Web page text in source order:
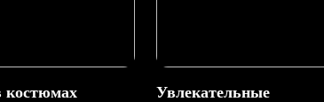
Увлекательные